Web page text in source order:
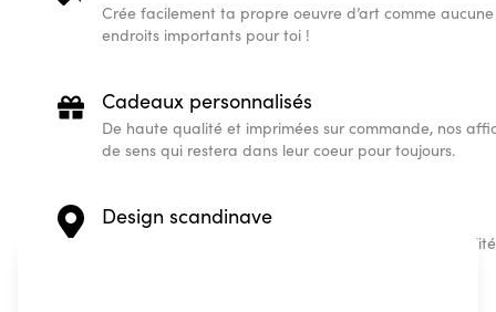
Crée facilement ta propre oeuvre d’art comme
endroits importants pour toi !
Cadeaux personnalisés
De haute qualité et imprimées sur commande, nos
de sens qui restera dans leur coeur pour toujours.
Design scandinave
Nos designs scandinaves tendance et de haute